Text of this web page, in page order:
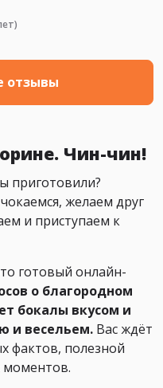
отзывы
Чин-чин!
приготовили?
желаем друг
и приступаем к
готовый онлайн-
о благородном
бокалы вкусом и
и весельем. Вас ждёт
фактов, полезной